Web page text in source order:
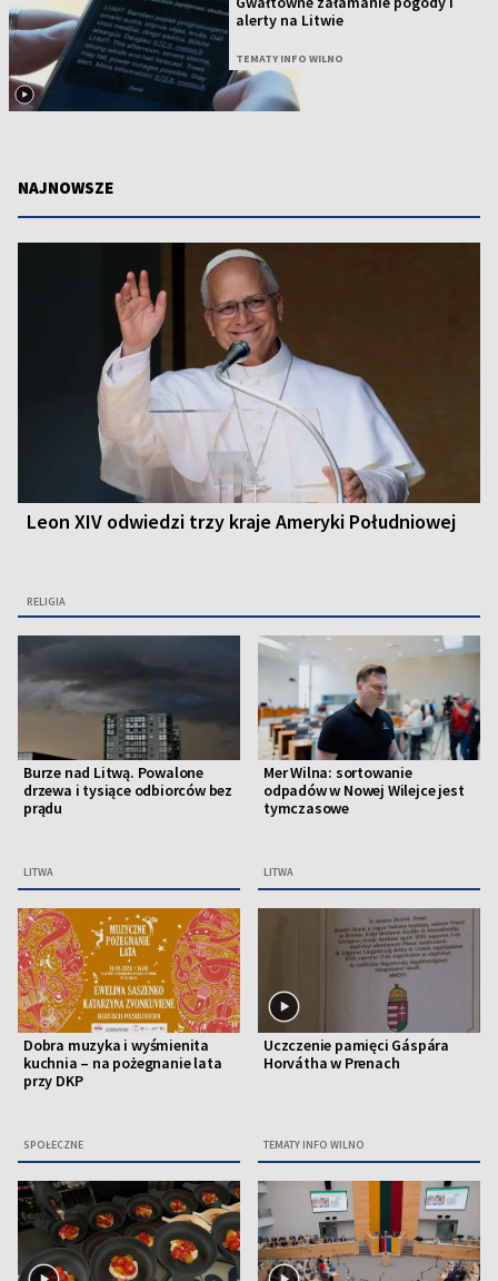
alerty na Litwie
TEMATY INFO WILNO
NAJNOWSZE
Leon XIV odwiedzi trzy kraje Ameryki Południowej
RELIGIA
Burze nad Litwą. Powalone
drzewa i tysiące odbiorców bez
prądu
LITWA
Mer Wilna: sortowanie
odpadów w Nowej Wilejce jest
tymczasowe
LITWA
Dobra muzyka i wyśmienita
kuchnia – na pożegnanie lata
przy DKP
SPOŁECZNE
Uczczenie pamięci Gáspára
Horvátha w Prenach
TEMATY INFO WILNO